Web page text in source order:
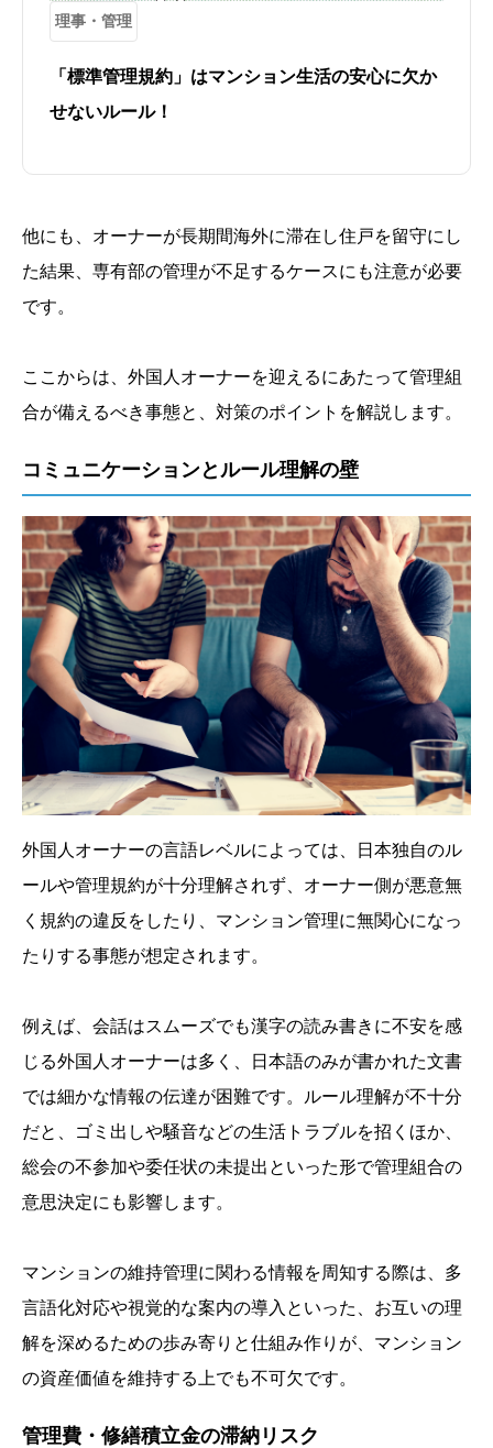
理事・管理
「標準管理規約」はマンション生活の安心に欠か
せないルール！
他にも、オーナーが長期間海外に滞在し住戸を留守にし
た結果、専有部の管理が不足するケースにも注意が必要
です。
ここからは、外国人オーナーを迎えるにあたって管理組
合が備えるべき事態と、対策のポイントを解説します。
コミュニケーションとルール理解の壁
外国人オーナーの言語レベルによっては、日本独自のル
ールや管理規約が十分理解されず、オーナー側が悪意無
く規約の違反をしたり、マンション管理に無関心になっ
たりする事態が想定されます。
例えば、会話はスムーズでも漢字の読み書きに不安を感
じる外国人オーナーは多く、日本語のみが書かれた文書
では細かな情報の伝達が困難です。ルール理解が不十分
だと、ゴミ出しや騒音などの生活トラブルを招くほか、
総会の不参加や委任状の未提出といった形で管理組合の
意思決定にも影響します。
マンションの維持管理に関わる情報を周知する際は、多
言語化対応や視覚的な案内の導入といった、お互いの理
解を深めるための歩み寄りと仕組み作りが、マンション
の資産価値を維持する上でも不可欠です。
管理費・修繕積立金の滞納リスク